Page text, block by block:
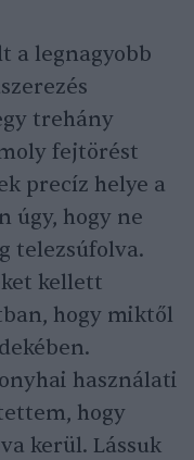
a legnagyobb
trehány
fejtörést
precíz helye a
úgy, hogy ne
telezsúfolva.
kellett
hogy miktől
használati
hogy
kerül. Lássuk